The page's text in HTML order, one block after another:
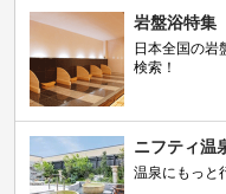
岩盤浴特集
日本全国の岩
検索！
ニフティ温
温泉にもっと